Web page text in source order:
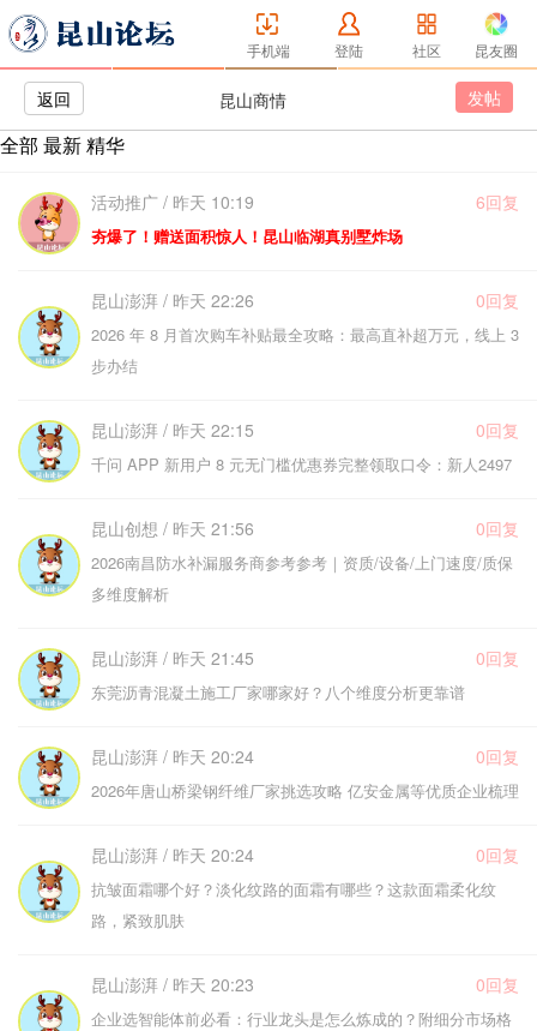
手机端 登陆 社区 昆友圈
返回 昆山商情 发帖
全部 最新精华
活动推广 / 昨天 10:19 6回复
夯爆了！赠送面积惊人！昆山临湖真别墅炸场
昆山澎湃 / 昨天 22:26 0回复
2026 年 8 月首次购车补贴最全攻略：最高直补超万元，线上 3
步办结
昆山澎湃 / 昨天 22:15 0回复
千问 APP 新用户 8 元无门槛优惠券完整领取口令：新人2497
昆山创想 / 昨天 21:56 0回复
2026南昌防水补漏服务商参考参考｜资质/设备/上门速度/质保
多维度解析
昆山澎湃 / 昨天 21:45 0回复
东莞沥青混凝土施工厂家哪家好？八个维度分析更靠谱
昆山澎湃 / 昨天 20:24 0回复
2026年唐山桥梁钢纤维厂家挑选攻略 亿安金属等优质企业梳理
昆山澎湃 / 昨天 20:24 0回复
抗皱面霜哪个好？淡化纹路的面霜有哪些？这款面霜柔化纹
路，紧致肌肤
昆山澎湃 / 昨天 20:23 0回复
企业选智能体前必看：行业龙头是怎么炼成的？附细分市场格